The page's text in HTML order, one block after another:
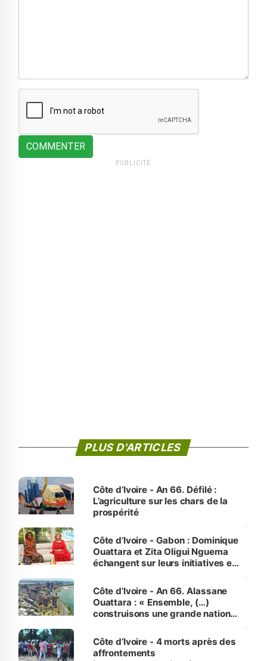
COMMENTER
PUBLICITÉ
PLUS D'ARTICLES
Côte d’Ivoire - An 66. Défilé :
L’agriculture sur les chars de la
prospérité
Côte d’Ivoire - Gabon : Dominique
Ouattara et Zita Oligui Nguema
échangent sur leurs initiatives en
enfants
Côte d’Ivoire - An 66. Alassane
Ouattara : « Ensemble, (…)
construisons une grande nation
générations futures »
Côte d’Ivoire - 4 morts après des
affrontements